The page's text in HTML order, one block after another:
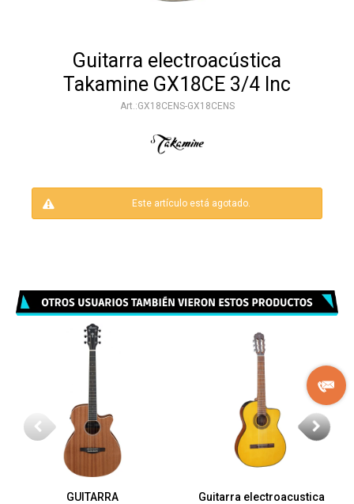
Guitarra electroacústica
Takamine GX18CE 3/4 Inc
GX18CENS-GX18CENS
Este artículo está agotado.
GUITARRA
Guitarra electroacustica